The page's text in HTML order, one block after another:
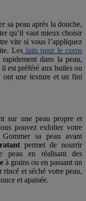
sa peau après la douche,
qu’il vaut mieux choisir
vite si vous l’appliquez
Les laits pour le corps
dans la peau,
est préféré aux huiles ou
ont une texture et un fini
sur une peau propre et
pouvez exfolier votre
sa peau avant
permet de nourrir
peau en réalisant des
à grains ou en passant un
et séché votre peau,
et apaisée.